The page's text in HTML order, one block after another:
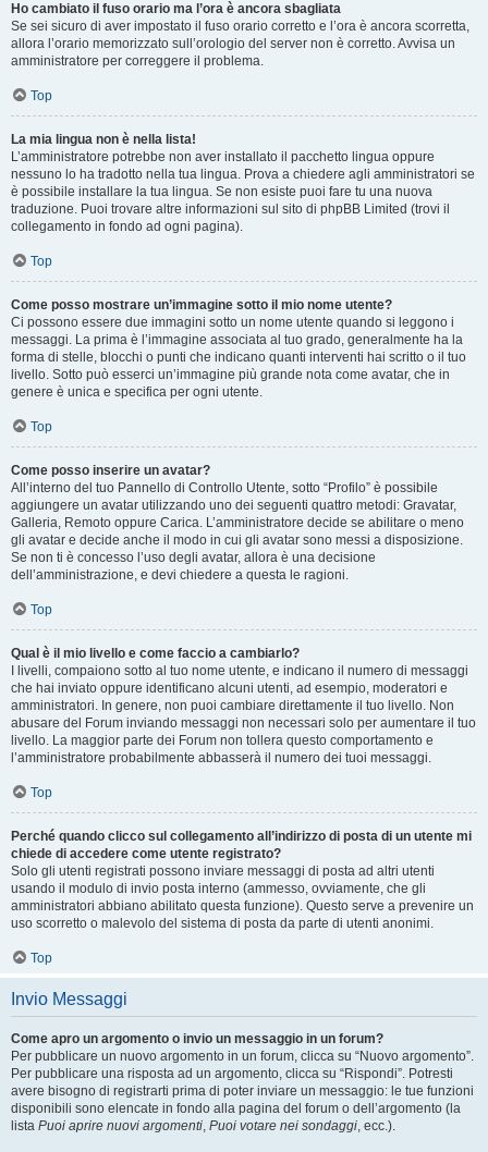
Ho cambiato il fuso orario ma l’ora è ancora sbagliata
Se sei sicuro di aver impostato il fuso orario corretto e l’ora è ancora scorretta,
allora l’orario memorizzato sull’orologio del server non è corretto. Avvisa un
amministratore per correggere il problema.
Top
La mia lingua non è nella lista!
L’amministratore potrebbe non aver installato il pacchetto lingua oppure
nessuno lo ha tradotto nella tua lingua. Prova a chiedere agli amministratori se
è possibile installare la tua lingua. Se non esiste puoi fare tu una nuova
traduzione. Puoi trovare altre informazioni sul sito di phpBB Limited (trovi il
collegamento in fondo ad ogni pagina).
Top
Come posso mostrare un’immagine sotto il mio nome utente?
Ci possono essere due immagini sotto un nome utente quando si leggono i
messaggi. La prima è l’immagine associata al tuo grado, generalmente ha la
forma di stelle, blocchi o punti che indicano quanti interventi hai scritto o il tuo
livello. Sotto può esserci un’immagine più grande nota come avatar, che in
genere è unica e specifica per ogni utente.
Top
Come posso inserire un avatar?
All’interno del tuo Pannello di Controllo Utente, sotto “Profilo” è possibile
aggiungere un avatar utilizzando uno dei seguenti quattro metodi: Gravatar,
Galleria, Remoto oppure Carica. L’amministratore decide se abilitare o meno
gli avatar e decide anche il modo in cui gli avatar sono messi a disposizione.
Se non ti è concesso l’uso degli avatar, allora è una decisione
dell’amministrazione, e devi chiedere a questa le ragioni.
Top
Qual è il mio livello e come faccio a cambiarlo?
I livelli, compaiono sotto al tuo nome utente, e indicano il numero di messaggi
che hai inviato oppure identificano alcuni utenti, ad esempio, moderatori e
amministratori. In genere, non puoi cambiare direttamente il tuo livello. Non
abusare del Forum inviando messaggi non necessari solo per aumentare il tuo
livello. La maggior parte dei Forum non tollera questo comportamento e
l’amministratore probabilmente abbasserà il numero dei tuoi messaggi.
Top
Perché quando clicco sul collegamento all’indirizzo di posta di un utente mi
chiede di accedere come utente registrato?
Solo gli utenti registrati possono inviare messaggi di posta ad altri utenti
usando il modulo di invio posta interno (ammesso, ovviamente, che gli
amministratori abbiano abilitato questa funzione). Questo serve a prevenire un
uso scorretto o malevolo del sistema di posta da parte di utenti anonimi.
Top
Invio Messaggi
Come apro un argomento o invio un messaggio in un forum?
Per pubblicare un nuovo argomento in un forum, clicca su “Nuovo argomento”.
Per pubblicare una risposta ad un argomento, clicca su “Rispondi”. Potresti
avere bisogno di registrarti prima di poter inviare un messaggio: le tue funzioni
disponibili sono elencate in fondo alla pagina del forum o dell’argomento (la
lista Puoi aprire nuovi argomenti, Puoi votare nei sondaggi, ecc.).